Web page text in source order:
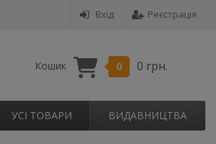
Вхід Реєстрація
Кошик 0 0 грн.
УСІ ТОВАРИ ВИДАВНИЦТВА